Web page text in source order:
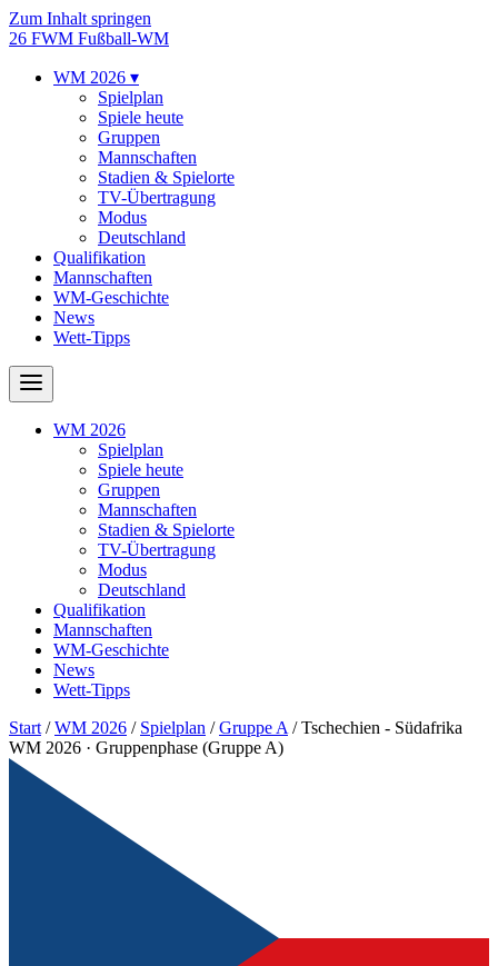
Zum Inhalt springen
26 FWM Fußball-WM
WM 2026 ▾
Spielplan
Spiele heute
Gruppen
Mannschaften
Stadien & Spielorte
TV-Übertragung
Modus
Deutschland
Qualifikation
Mannschaften
WM-Geschichte
News
Wett-Tipps
WM 2026
Spielplan
Spiele heute
Gruppen
Mannschaften
Stadien & Spielorte
TV-Übertragung
Modus
Deutschland
Qualifikation
Mannschaften
WM-Geschichte
News
Wett-Tipps
Start /WM 2026 / Spielplan /Gruppe A /Tschechien - Südafrika
WM 2026 · Gruppenphase (Gruppe A)